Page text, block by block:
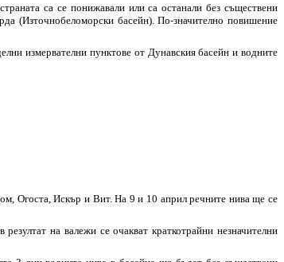
са се понижавали или са останали без съществени
(Източнобеломорски басейн). По-значително повишение
измервателни пунктове от Дунавския басейн и водните
Огоста, Искър и Вит. На 9 и 10 април речните нива ще се
на валежи се очакват краткотрайни незначителни